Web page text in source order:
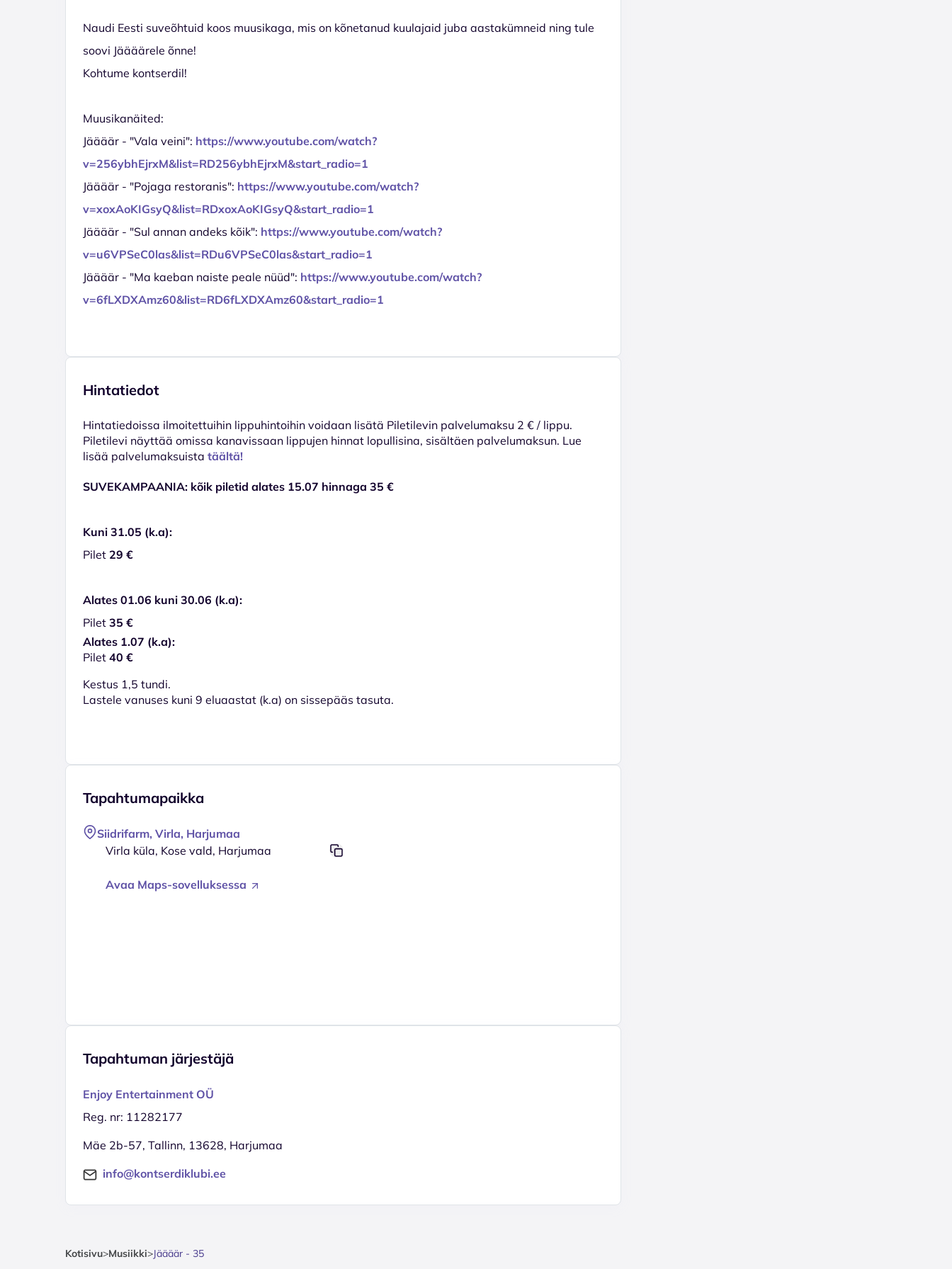
Naudi Eesti suveõhtuid koos muusikaga, mis on kõnetanud kuulajaid juba aastakümneid ning tule
soovi Jäääärele õnne!
Kohtume kontserdil!
Muusikanäited:
Jäääär - "Vala veini": https://www.youtube.com/watch?
v=256ybhEjrxM&list=RD256ybhEjrxM&start_radio=1
Jäääär - "Pojaga restoranis": https://www.youtube.com/watch?
v=xoxAoKIGsyQ&list=RDxoxAoKIGsyQ&start_radio=1
Jäääär - "Sul annan andeks kõik": https://www.youtube.com/watch?
v=u6VPSeC0las&list=RDu6VPSeC0las&start_radio=1
Jäääär - "Ma kaeban naiste peale nüüd": https://www.youtube.com/watch?
v=6fLXDXAmz60&list=RD6fLXDXAmz60&start_radio=1
Hintatiedot
Hinta­tiedoissa ilmoitettuihin lippuhintoihin voidaan lisätä Piletilevin palvelumaksu 2 € / lippu.
Piletilevi näyttää omissa kanavissaan lippujen hinnat lopullisina, sisältäen palvelumaksun. Lue
lisää palvelumaksuista täältä!
SUVEKAMPAANIA: kõik piletid alates 15.07 hinnaga 35 €
Kuni 31.05 (k.a):
Pilet 29 €
Alates 01.06 kuni 30.06 (k.a):
Pilet 35 €
Alates 1.07 (k.a):
Pilet 40 €
Kestus 1,5 tundi.
Lastele vanuses kuni 9 eluaastat (k.a) on sissepääs tasuta.
Tapahtumapaikka
Siidrifarm, Virla, Harjumaa
Virla küla, Kose vald, Harjumaa
Avaa Maps-sovelluksessa
Tapahtuman järjestäjä
Enjoy Entertainment OÜ
Reg. nr: 11282177
Mäe 2b-57, Tallinn, 13628, Harjumaa
info@kontserdiklubi.ee
Kotisivu>Musiikki>Jäääär - 35